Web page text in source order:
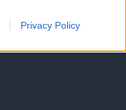
Privacy Policy